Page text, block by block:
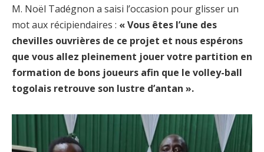
M. Noël Tadégnon a saisi l’occasion pour glisser un
mot aux récipiendaires : « Vous êtes l’une des
chevilles ouvrières de ce projet et nous espérons
que vous allez pleinement jouer votre partition en
formation de bons joueurs afin que le volley-ball
togolais retrouve son lustre d’antan ».